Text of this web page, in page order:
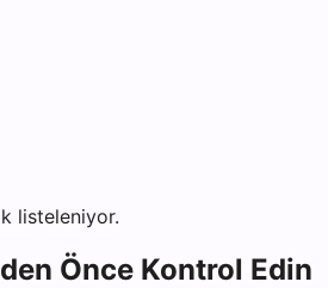
listeleniyor.
Önce Kontrol Edin